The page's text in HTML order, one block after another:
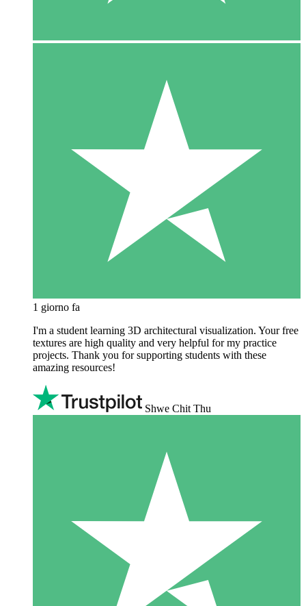
1 giorno fa
I'm a student learning 3D architectural visualization. Your free
textures are high quality and very helpful for my practice
projects. Thank you for supporting students with these
amazing resources!
Shwe Chit Thu